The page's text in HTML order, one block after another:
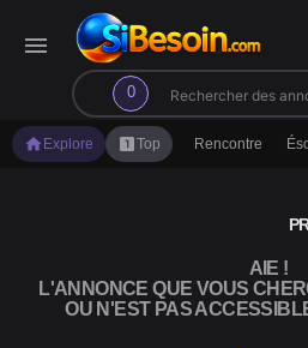
menu
0
search
home Explore looks_oneTop Rencontre
AIE !
L'ANNONCE QUE VOUS
OU N'EST PAS